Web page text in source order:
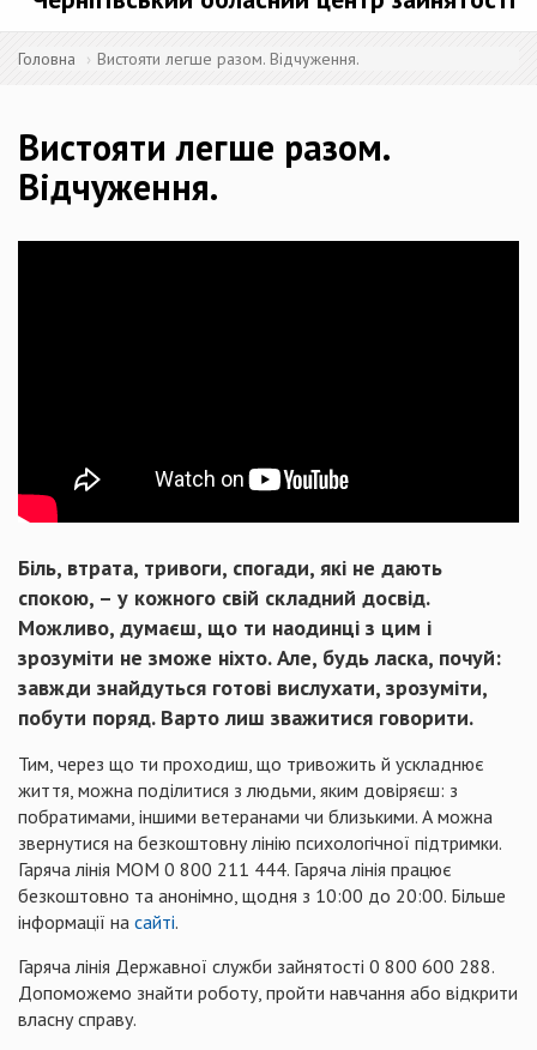
Головна Вистояти легше разом. Відчуження.
Вистояти легше разом.
Відчуження.
Біль, втрата, тривоги, спогади, які не дають
спокою, – у кожного свій складний досвід.
Можливо, думаєш, що ти наодинці з цим і
зрозуміти не зможе ніхто. Але, будь ласка, почуй:
завжди знайдуться готові вислухати, зрозуміти,
побути поряд. Варто лиш зважитися говорити.
Тим, через що ти проходиш, що тривожить й ускладнює
життя, можна поділитися з людьми, яким довіряєш: з
побратимами, іншими ветеранами чи близькими. А можна
звернутися на безкоштовну лінію психологічної підтримки.
Гаряча лінія МОМ 0 800 211 444. Гаряча лінія працює
безкоштовно та анонімно, щодня з 10:00 до 20:00. Більше
інформації на сайті.
Гаряча лінія Державної служби зайнятості 0 800 600 288.
Допоможемо знайти роботу, пройти навчання або відкрити
власну справу.